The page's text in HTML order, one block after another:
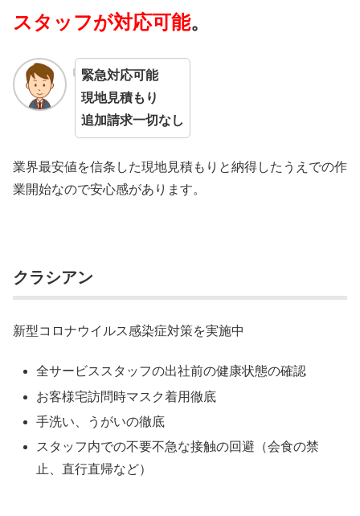
スタッフが対応可能。
緊急対応可能
現地見積もり
追加請求一切なし
業界最安値を信条した現地見積もりと納得したうえでの作
業開始なので安心感があります。
クラシアン
新型コロナウイルス感染症対策を実施中
全サービススタッフの出社前の健康状態の確認
お客様宅訪問時マスク着用徹底
手洗い、うがいの徹底
スタッフ内での不要不急な接触の回避（会食の禁
止、直行直帰など）